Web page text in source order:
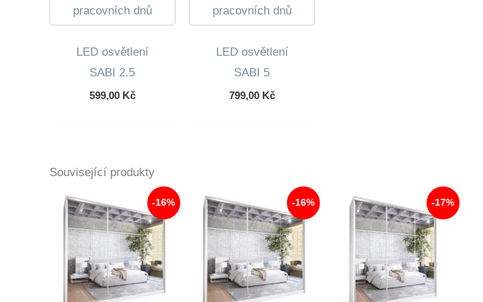
pracovních dnů
LED osvětlení
SABI 2.5
599,00 Kč
pracovních dnů
LED osvětlení
SABI 5
799,00 Kč
Související produkty
-16% -16% -17%